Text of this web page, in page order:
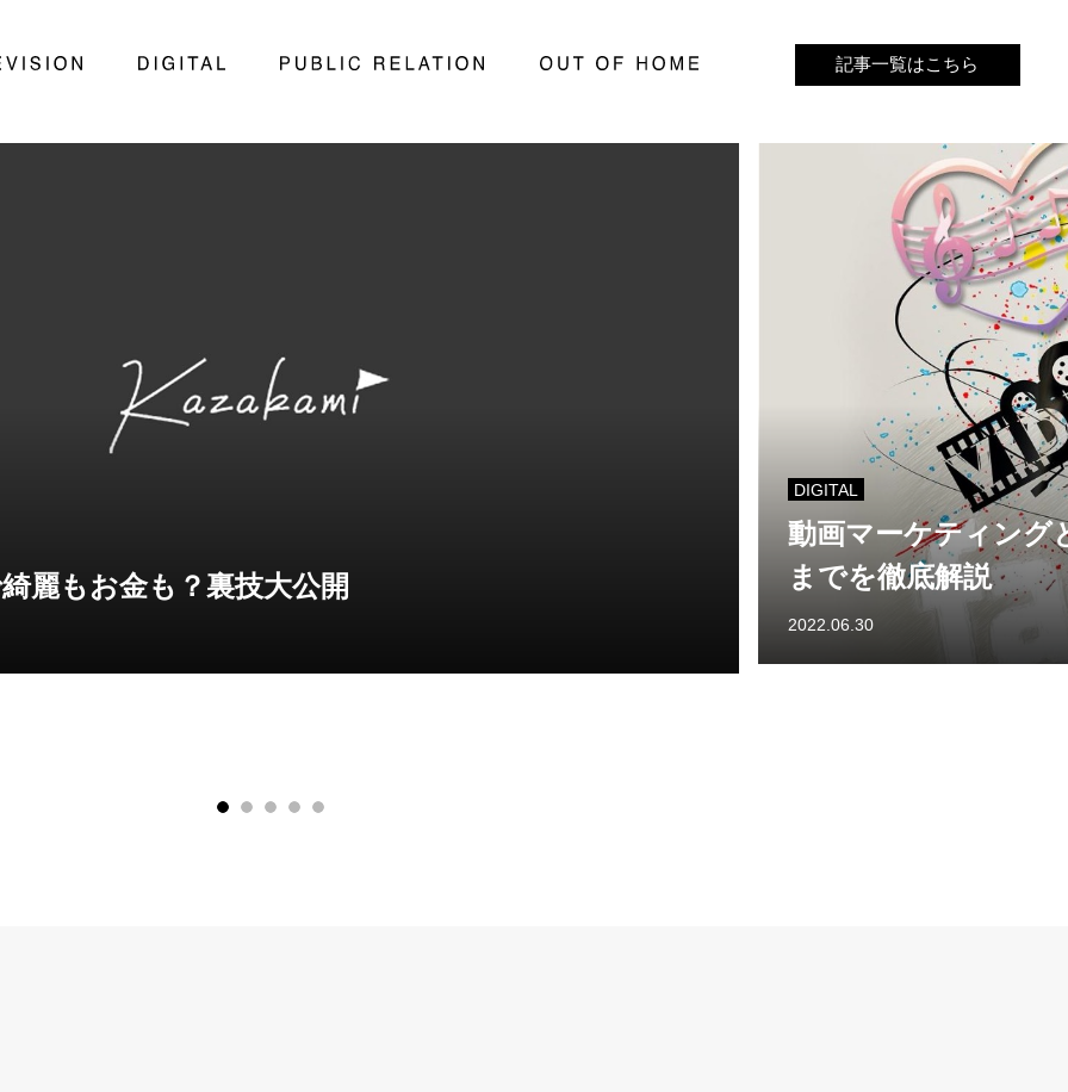
記事一覧はこちら
記事一覧はこちら
麗もお金も？裏技大公開
DIGITAL
動画マーケティング
までを徹底解説
2022.06.30